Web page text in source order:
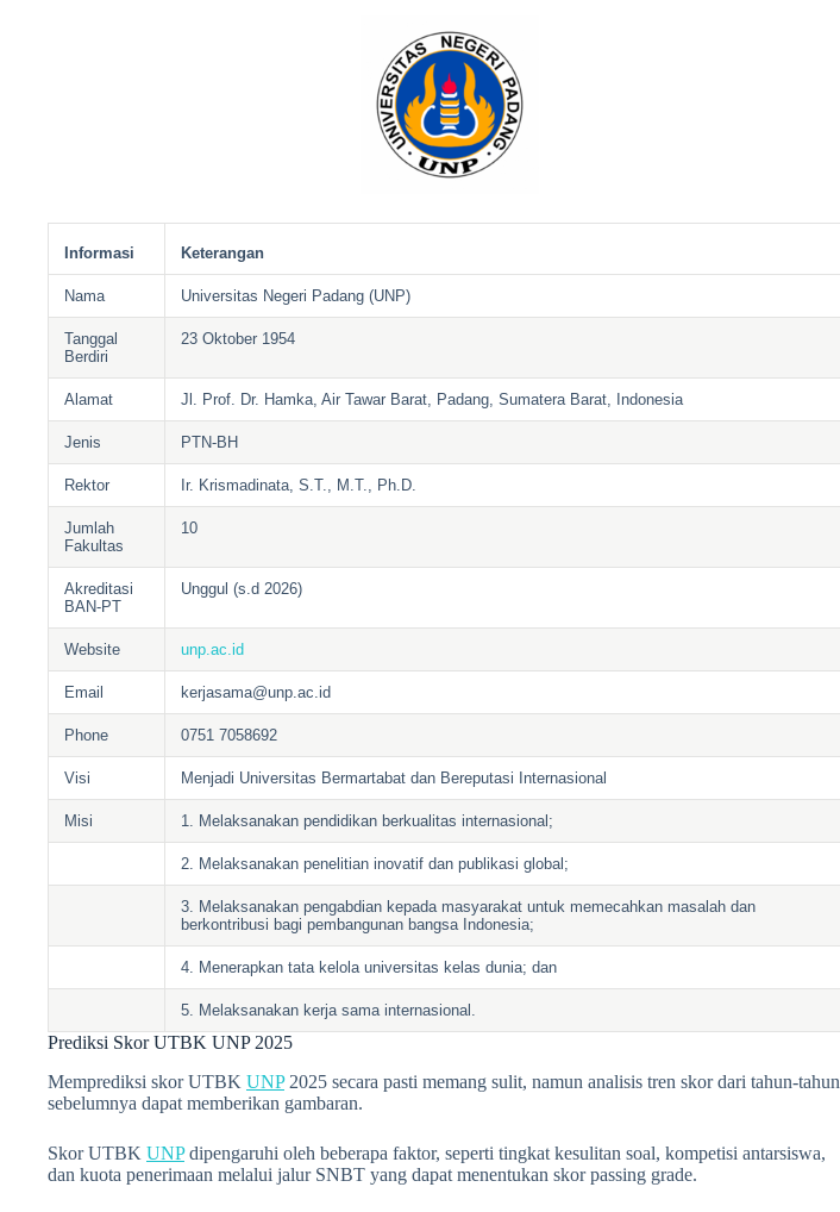
Informasi Keterangan
Nama Universitas Negeri Padang (UNP)
Tanggal
Berdiri
23 Oktober 1954
Alamat Jl. Prof. Dr. Hamka, Air Tawar Barat, Padang, Sumatera Barat, Indonesia
Jenis PTN-BH
Rektor Ir. Krismadinata, S.T., M.T., Ph.D.
Jumlah
Fakultas
10
Akreditasi
BAN-PT
Unggul (s.d 2026)
Website unp.ac.id
Email kerjasama@unp.ac.id
Phone 0751 7058692
Visi Menjadi Universitas Bermartabat dan Bereputasi Internasional
Misi 1. Melaksanakan pendidikan berkualitas internasional;
2. Melaksanakan penelitian inovatif dan publikasi global;
3. Melaksanakan pengabdian kepada masyarakat untuk memecahkan masalah dan
berkontribusi bagi pembangunan bangsa Indonesia;
4. Menerapkan tata kelola universitas kelas dunia; dan
5. Melaksanakan kerja sama internasional.
Prediksi Skor UTBK UNP 2025
Memprediksi skor UTBK UNP2025 secara pasti memang sulit, namun analisis tren skor dari tahun-tahun
sebelumnya dapat memberikan gambaran.
Skor UTBK UNPdipengaruhi oleh beberapa faktor, seperti tingkat kesulitan soal, kompetisi antarsiswa,
dan kuota penerimaan melalui jalur SNBT yang dapat menentukan skor passing grade.